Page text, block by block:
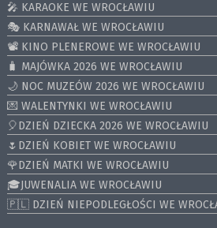
🎤 KARAOKE WE WROCŁAWIU
🎭 KARNAWAŁ WE WROCŁAWIU
📽️ KINO PLENEROWE WE WROCŁAWIU
🧳 MAJÓWKA 2026 WE WROCŁAWIU
🌙 NOC MUZEÓW 2026 WE WROCŁAWIU
💌 WALENTYNKI WE WROCŁAWIU
🎈DZIEŃ DZIECKA 2026 WE WROCŁAWIU
🌷DZIEŃ KOBIET WE WROCŁAWIU
🌹DZIEŃ MATKI WE WROCŁAWIU
🎓JUWENALIA WE WROCŁAWIU
🇵🇱 DZIEŃ NIEPODLEGŁOŚCI WE